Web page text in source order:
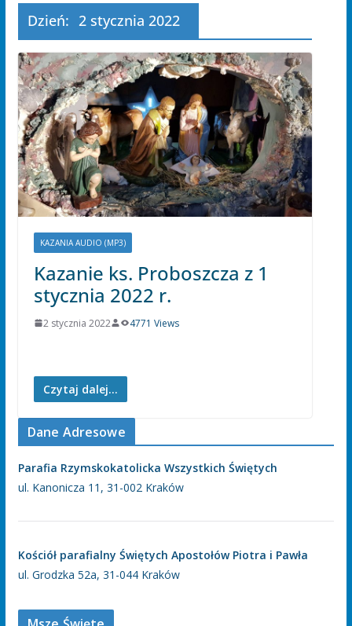
Dzień: 2 stycznia 2022
KAZANIA AUDIO (MP3)
Kazanie ks. Proboszcza z 1
stycznia 2022 r.
2 stycznia 2022 4771 Views
Czytaj dalej...
Dane Adresowe
Parafia Rzymskokatolicka Wszystkich Świętych
ul. Kanonicza 11, 31-002 Kraków
Kościół parafialny Świętych Apostołów Piotra i Pawła
ul. Grodzka 52a, 31-044 Kraków